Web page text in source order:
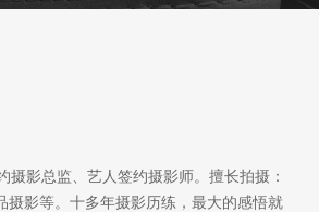
影总监、艺人签约摄影师。擅长拍摄：
影等。十多年摄影历练，最大的感悟就